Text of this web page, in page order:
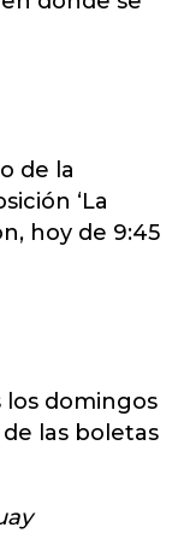
de la
‘La
hoy de 9:45
los domingos
las boletas